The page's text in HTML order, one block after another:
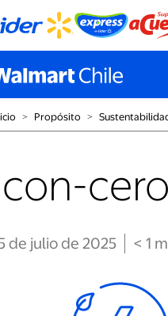
˃ Propósito ˃
cero
de julio de 2025 < 1